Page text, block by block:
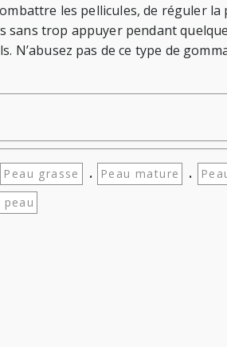
les pellicules, de réguler la
trop appuyer pendant
pas de ce type de
Peau grasse . Peau mature .